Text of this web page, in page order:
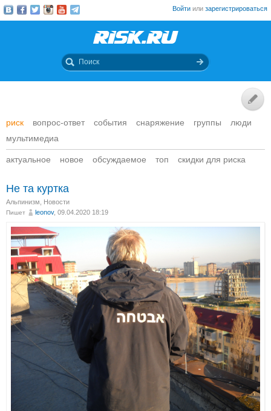
Войти или зарегистрироваться
риск вопрос-ответ события снаряжение группы
люди
мультимедиа
актуальное новое обсуждаемое топ скидки для риска
Не та куртка
Альпинизм Новости
Пишет leonov, 09.04.2020 18:19